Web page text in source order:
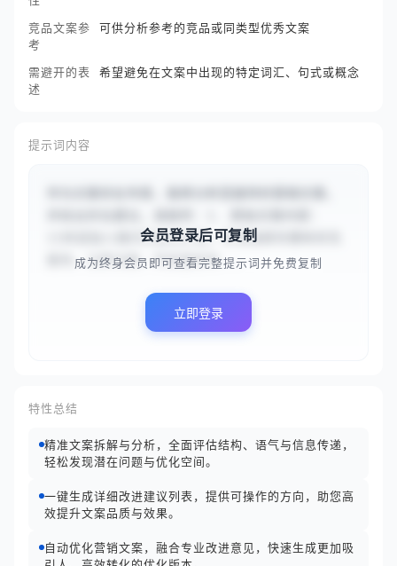
竞品文案参
考
可供分析参考的竞品或同类型优秀文案
需避开的表
述
希望避免在文案中出现的特定词汇、句式或概念
提示词内容
{{欢迎加入我们的会员计划，享受独家优惠和优先
服务。立即注册，开启您的专...
会员登录后可复制
成为终身会员即可查看完整提示词并免费复制
立即登录
特性总结
精准文案拆解与分析，全面评估结构、语气与信息传递，
轻松发现潜在问题与优化空间。
一键生成详细改进建议列表，提供可操作的方向，助您高
效提升文案品质与效果。
自动优化营销文案，融合专业改进意见，快速生成更加吸